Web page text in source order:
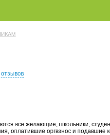
отзывов
все желающие, школьники,
оплатившие оргвзнос и подавшие